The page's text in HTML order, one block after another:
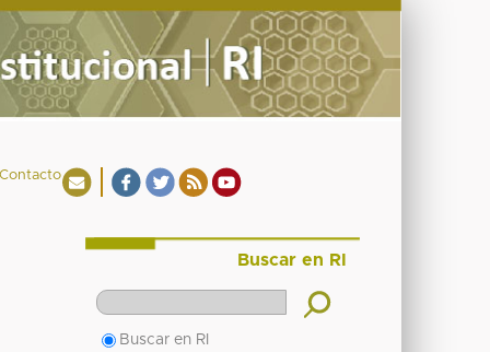
Contacto
Buscar en RI
Buscar en RI